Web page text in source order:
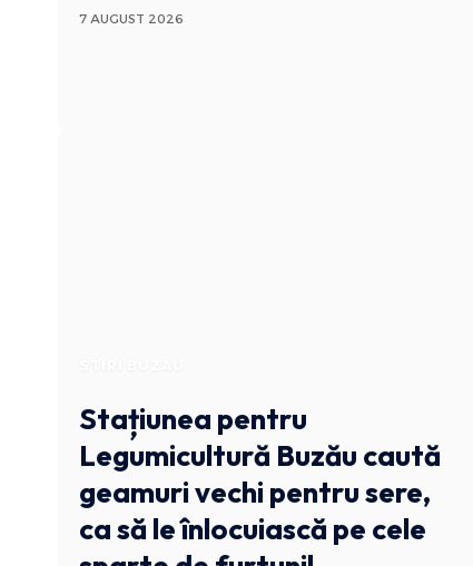
7 AUGUST 2026
Stațiunea pentru
Legumicultură Buzău caută
geamuri vechi pentru sere,
ca să le înlocuiască pe cele